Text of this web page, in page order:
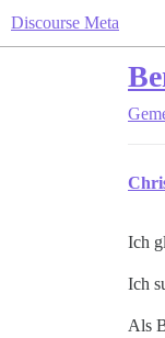
Discourse Meta
Ich
Ich
Als